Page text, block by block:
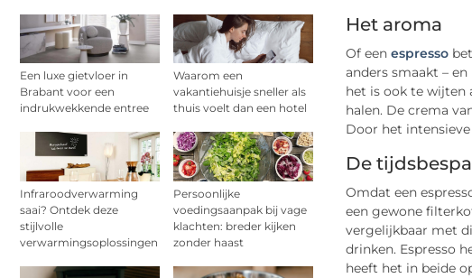
Een luxe gietvloer in
Brabant voor een
indrukwekkende entree
Waarom een
vakantiehuisje sneller als
thuis voelt dan een hotel
Infraroodverwarming
saai? Ontdek deze
stijlvolle
verwarmingsoplossingen
Persoonlijke
voedingsaanpak bij vage
klachten: breder kijken
zonder haast
Het aroma
Of een espresso
anders smaakt –
het is ook te wijten
halen. De crema
Door het
De
Omdat een
een gewone
vergelijkbaar met
drinken. Espresso
heeft het in beide